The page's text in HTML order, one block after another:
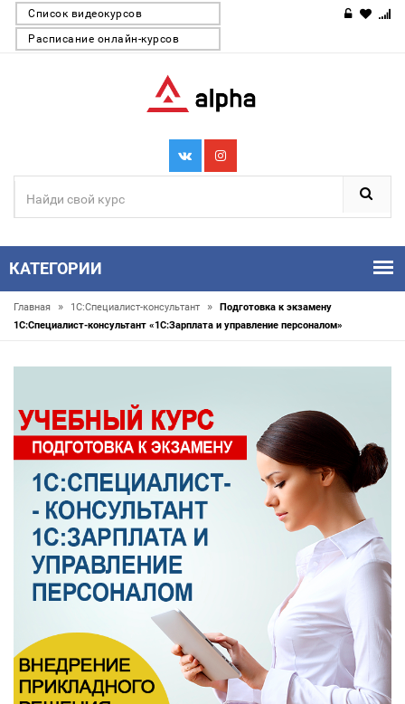
Список видеокурсов
Расписание онлайн-курсов
КАТЕГОРИИ
Главная » 1С:Специалист-консультант »
Подготовка к экзамену
1С:Специалист-консультант «1С:Зарплата и управление персоналом»